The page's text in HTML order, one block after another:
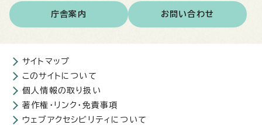
庁舎案内 お問い合わせ
サイトマップ
このサイトについて
個人情報の取り扱い
著作権・リンク・免責事項
ウェブアクセシビリティについて